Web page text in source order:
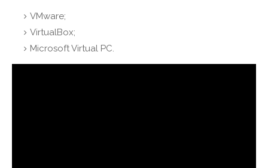
VMware;
VirtualBox;
Microsoft Virtual PC.